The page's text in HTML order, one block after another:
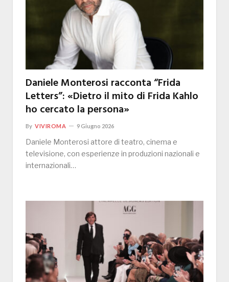
Daniele Monterosi racconta “Frida
Letters”: «Dietro il mito di Frida Kahlo
ho cercato la persona»
By VIVIROMA 9 Giugno 2026
Daniele Monterosi attore di teatro, cinema e
televisione, con esperienze in produzioni nazionali e
internazionali…